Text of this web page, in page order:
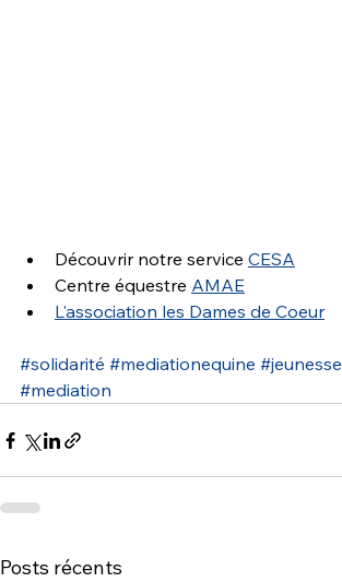
Découvrir notre service CESA
Centre équestre AMAE
L'association les Dames de Coeur
#solidarité #mediationequine #jeunesse
#mediation
Posts récents